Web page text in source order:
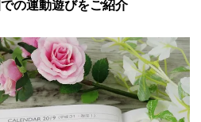
の運動遊びをご紹介